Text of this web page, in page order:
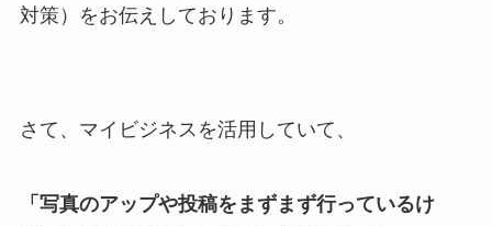
対策）をお伝えしております。
さて、マイビジネスを活用していて、
「写真のアップや投稿をまずまず行っているけ